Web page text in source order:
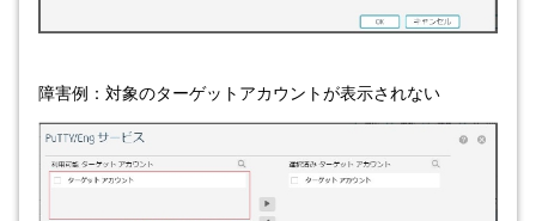
障害例：対象のターゲットアカウントが表示されない